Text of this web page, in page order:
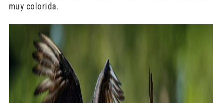
muy colorida.